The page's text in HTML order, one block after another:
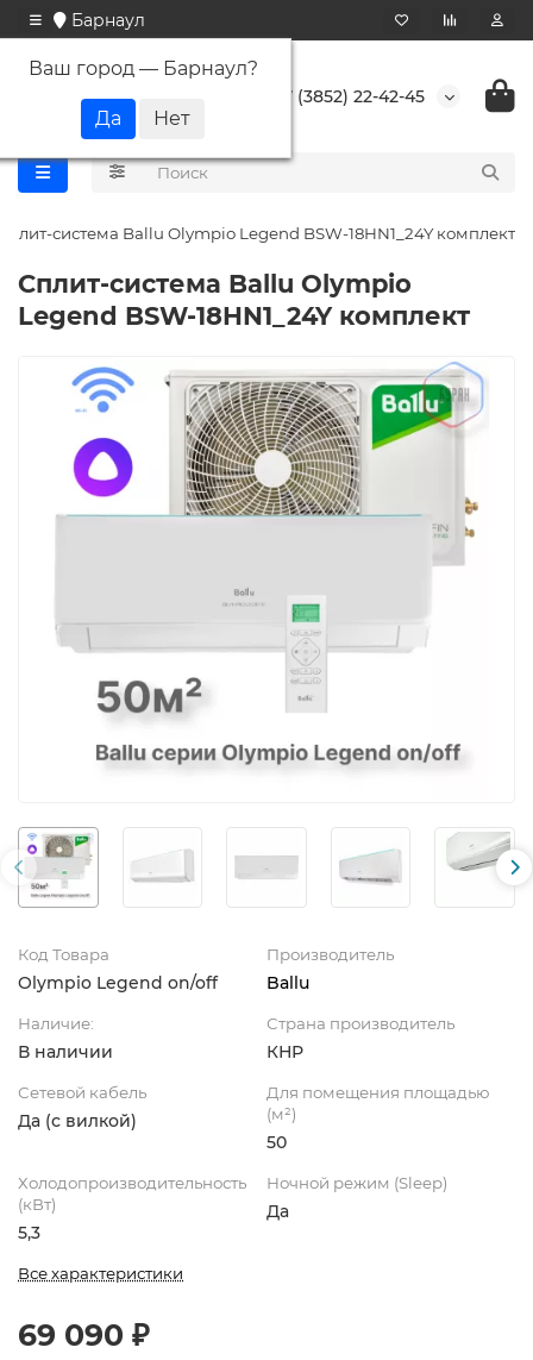
Барнаул
Ваш город — Барнаул?
+7 (3852) 22-42-45
система Ballu Olympio Legend BSW-18HN1_24Y комплект
Сплит-система Ballu Olympio
Legend BSW-18HN1_24Y комплект
Код Товара
Olympio Legend on/off
Производитель
Ballu
Наличие:
В наличии
Страна производитель
КНР
Сетевой кабель
Да (с вилкой)
Для помещения площадью
(м²)
50
Холодопроизводительность
(кВт)
5,3
Ночной режим (Sleep)
Да
Все характеристики
69 090 ₽